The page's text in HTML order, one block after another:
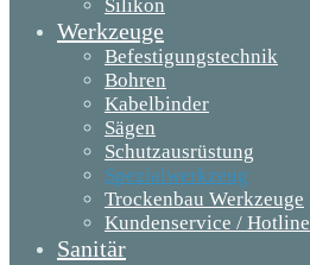
Silikon
Werkzeuge
Befestigungstechnik
Bohren
Kabelbinder
Sägen
Schutzausrüstung
Spezialwerkzeug
Trockenbau Werkzeuge
Kundenservice / Hotline
Sanitär